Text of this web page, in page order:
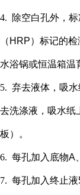
4. 除空白孔外， 标
（ HRP）标记的
水浴锅或恒温箱温
5. 弃去液体，吸
去洗涤液，吸水纸
板）。
6. 每孔加入底物A
7. 每孔加入终止液